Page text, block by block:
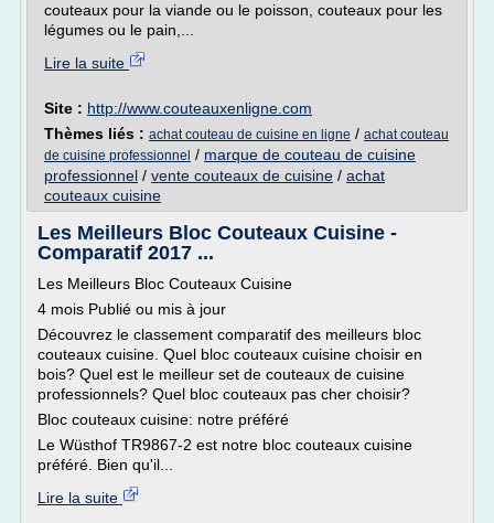
couteaux pour la viande ou le poisson, couteaux pour les
légumes ou le pain,...
Lire la suite
Site : http://www.couteauxenligne.com
Thèmes liés : achat couteau de cuisine en ligne / achat couteau
de cuisine professionnel / marque de couteau de cuisine
professionnel / vente couteaux de cuisine / achat
couteaux cuisine
Les Meilleurs Bloc Couteaux Cuisine -
Comparatif 2017 ...
Les Meilleurs Bloc Couteaux Cuisine
4 mois Publié ou mis à jour
Découvrez le classement comparatif des meilleurs bloc
couteaux cuisine. Quel bloc couteaux cuisine choisir en
bois? Quel est le meilleur set de couteaux de cuisine
professionnels? Quel bloc couteaux pas cher choisir?
Bloc couteaux cuisine: notre préféré
Le Wüsthof TR9867-2 est notre bloc couteaux cuisine
préféré. Bien qu'il...
Lire la suite